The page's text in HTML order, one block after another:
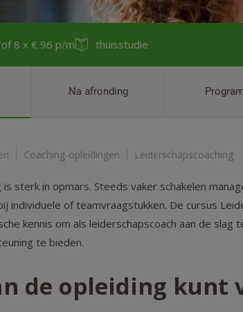
of 8 x € 96 p/m thuisstudie
Na afronding
Coaching-opleidingen Leiderschapscoaching
is sterk in opmars. Steeds vaker schakelen
individuele of teamvraagstukken. De cursus
kennis om als leiderschapscoach aan de slag
te bieden.
de opleiding kunt